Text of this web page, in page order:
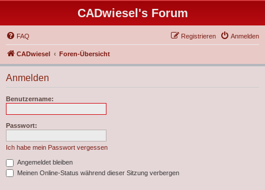
CADwiesel's Forum
FAQ Anmelden
Registrieren
CADwiesel Foren-Übersicht
Anmelden
Benutzername:
Passwort:
Ich habe mein Passwort vergessen
Angemeldet bleiben
Meinen Online-Status während dieser Sitzung verbergen